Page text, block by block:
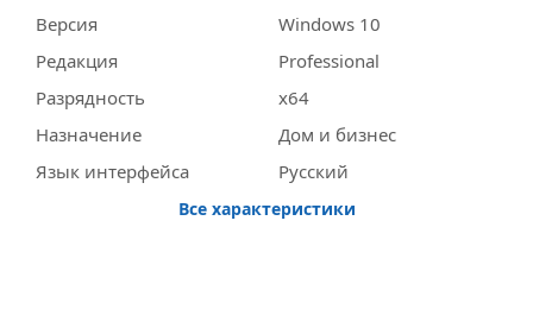
Версия
Windows 10
Редакция
Professional
Разрядность
x64
Назначение
Дом и бизнес
Язык интерфейса
Русский
Все характеристики